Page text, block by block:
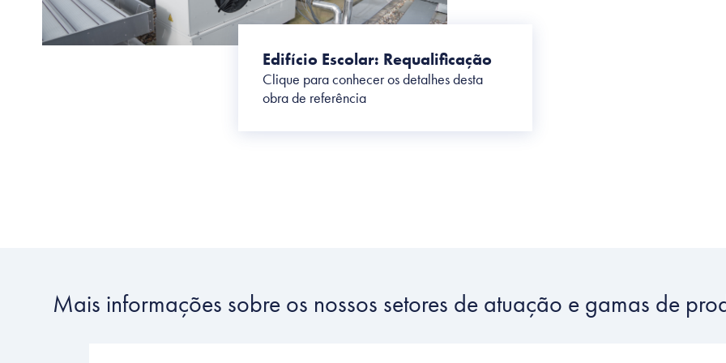
Edifício Escolar: Requalificação
Clique para conhecer os detalhes desta
obra de referência
Mais informações sobre os nossos setores de atuação e gamas de